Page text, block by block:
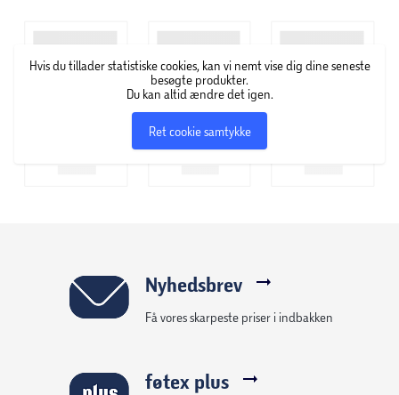
Hvis du tillader statistiske cookies, kan vi nemt vise dig dine seneste
besøgte produkter.
Du kan altid ændre det igen.
Ret cookie samtykke
Nyhedsbrev
Få vores skarpeste priser i indbakken
føtex plus